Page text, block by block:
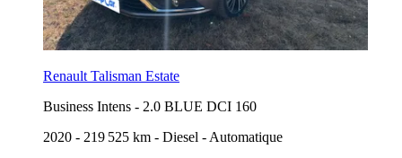
Renault Talisman Estate
Business Intens - 2.0 BLUE DCI 160
2020 - 219 525 km - Diesel - Automatique